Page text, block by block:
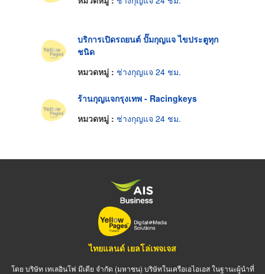
บริการเปิดรถยนต์ ปั๊มกุญแจ ไขประตูทุก
ชนิด
หมวดหมู่ : ช่างกุญแจ 24 ชม.
ร้านกุญแจกรุงเทพ - Racingkeys
หมวดหมู่ : ช่างกุญแจ 24 ชม.
ไทยแลนด์ เยลโล่เพจเจส
โดย บริษัท เทเลอินโฟ มีเดีย จำกัด (มหาชน) บริษัทในเครือเอไอเอส ในฐานะผู้นำที่